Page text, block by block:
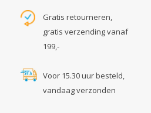
Gratis retourneren,
gratis verzending vanaf
199,-
Voor 15.30 uur besteld,
vandaag verzonden